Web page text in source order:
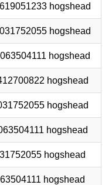
hogshead
hogshead
hogshead
hogshead
hogshead
hogshead
hogshead
hogshead